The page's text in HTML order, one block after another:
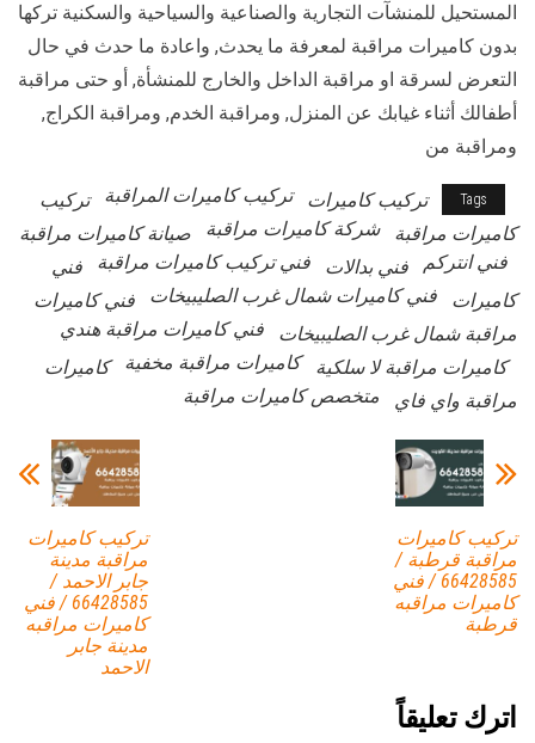
المستحيل للمنشآت التجارية والصناعية والسياحية والسكنية تركها
بدون كاميرات مراقبة لمعرفة ما يحدث, واعادة ما حدث في حال
التعرض لسرقة او مراقبة الداخل والخارج للمنشأة, أو حتى مراقبة
أطفالك أثناء غيابك عن المنزل, ومراقبة الخدم, ومراقبة الكراج,
ومراقبة من
Tags تركيب كاميرات تركيب كاميرات المراقبة
تركيب
كاميرات مراقبة
شركة كاميرات مراقبة
صيانة كاميرات مراقبة
فني انتركم
فني بدالات فني تركيب كاميرات مراقبة
فني
كاميرات
فني كاميرات شمال غرب الصليبيخات
فني كاميرات
مراقبة شمال غرب الصليبيخات
فني كاميرات مراقبة هندي
كاميرات مراقبة لا سلكية
كاميرات مراقبة مخفية
كاميرات
مراقبة واي فاي
متخصص كاميرات مراقبة
تركيب كاميرات
مراقبة مدينة
جابر الاحمد /
66428585 / فني
كاميرات مراقبه
مدينة جابر
الاحمد
تركيب كاميرات
مراقبة قرطبة /
66428585 / فني
كاميرات مراقبه
قرطبة
اترك تعليقاً